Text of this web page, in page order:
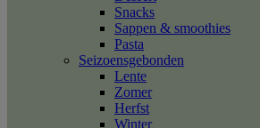
Snacks
Sappen & smoothies
Pasta
Seizoensgebonden
Lente
Zomer
Herfst
Winter